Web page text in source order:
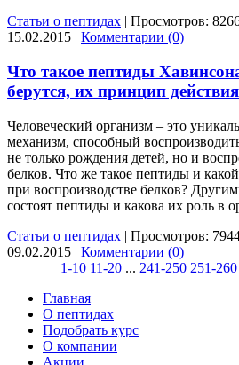
Статьи о пептидах | Просмотров:
15.02.2015 | Комментарии (0)
Что такое пептиды
берутся, их принцип
Человеческий организм – это
механизм, способный
не только рождения детей, но и
белков. Что же такое пептиды и
при воспроизводстве белков?
состоят пептиды и какова их роль в
Статьи о пептидах | Просмотров:
09.02.2015 | Комментарии (0)
1-10 11-20 ... 241-250 251-260
Главная
О пептидах
Подобрать курс
О компании
Акции